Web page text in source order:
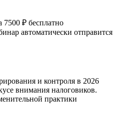
7500 ₽ бесплатно
автоматически отправится
и контроля в 2026
внимания налоговиков.
практики